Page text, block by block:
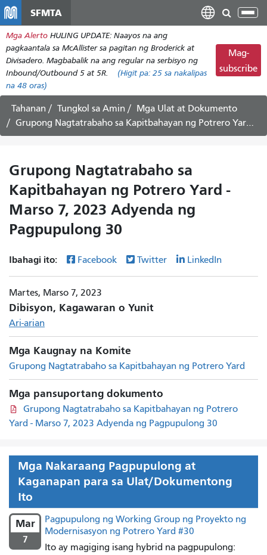
pangunahing
nilalaman
SFMTA
I-
ang
Mga Alerto HULING UPDATE: Naayos na ang
pagkaantala sa McAllister sa pagitan ng Broderick at
Divisadero. Magbabalik na ang regular na serbisyo ng
Inbound/Outbound 5 at 5R.
(Higit pa: 25 sa nakalipas
na 48 oras)
Mag-
subscribe
Tahanan Tungkol sa Amin
Mga Ulat at Dokumento
Grupong Nagtatrabaho sa Kapitbahayan ng Potrero Yard - Marso 7, 2023 Adyenda ng Pagpupulong 30
Grupong Nagtatrabaho sa
Kapitbahayan ng Potrero Yard -
Marso 7, 2023 Adyenda ng
Pagpupulong 30
Ibahagi ito: Facebook Twitter LinkedIn
Martes, Marso 7, 2023
Dibisyon, Kagawaran o Yunit
Ari-arian
Mga Kaugnay na Komite
Grupong Nagtatrabaho sa Kapitbahayan ng Potrero Yard
Mga pansuportang dokumento
Grupong Nagtatrabaho sa Kapitbahayan ng Potrero
Yard - Marso 7, 2023 Adyenda ng Pagpupulong 30
Mga Nakaraang Pagpupulong at
Kaganapan para sa Ulat/Dokumentong
Ito
Mar
7
Pagpupulong ng Working Group ng Proyekto ng
Modernisasyon ng Potrero Yard #30
Ito ay magiging isang hybrid na pagpupulong: